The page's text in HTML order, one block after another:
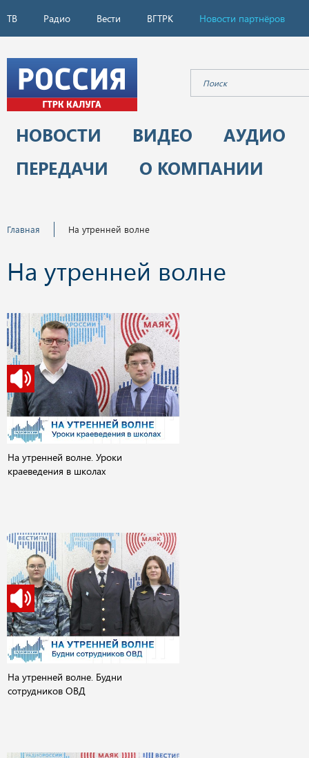
ТВ Радио Вести ВГТРК Новости партнёров
НОВОСТИ ВИДЕО
АУДИО
ПЕРЕДАЧИ
О КОМПАНИИ
Главная На утренней волне
На утренней волне
На утренней волне. Уроки
краеведения в школах
На утренней волне. Будни
сотрудников ОВД